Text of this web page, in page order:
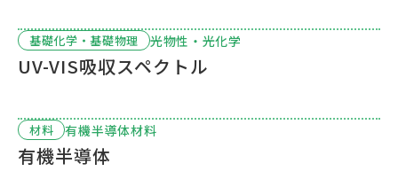
基礎化学・基礎物理 光物性・光化学
UV-VIS吸収スペクトル
材料 有機半導体材料
有機半導体